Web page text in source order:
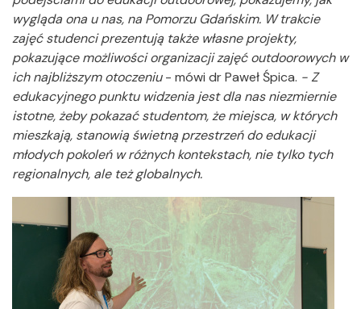
wygląda ona u nas, na Pomorzu Gdańskim. W trakcie
zajęć studenci prezentują także własne projekty,
pokazujące możliwości organizacji zajęć outdoorowych w
ich najbliższym otoczeniu- mówi dr Paweł Śpica. - Z
edukacyjnego punktu widzenia jest dla nas niezmiernie
istotne, żeby pokazać studentom, że miejsca, w których
mieszkają, stanowią świetną przestrzeń do edukacji
młodych pokoleń w różnych kontekstach, nie tylko tych
regionalnych, ale też globalnych.